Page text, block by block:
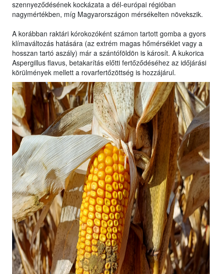
szennyeződésének kockázata a dél-európai régióban
nagymértékben, míg Magyarországon mérsékelten növekszik.
A korábban raktári kórokozóként számon tartott gomba a gyors
klímaváltozás hatására (az extrém magas hőmérséklet vagy a
hosszan tartó aszály) már a szántóföldön is károsít. A kukorica
Aspergillus flavus, betakarítás előtti fertőződéséhez az időjárási
körülmények mellett a rovarfertőzöttség is hozzájárul.